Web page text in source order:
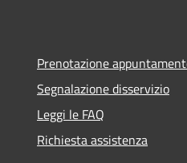
Prenotazione
Segnalazione disservizio
Leggi le FAQ
Richiesta assistenza